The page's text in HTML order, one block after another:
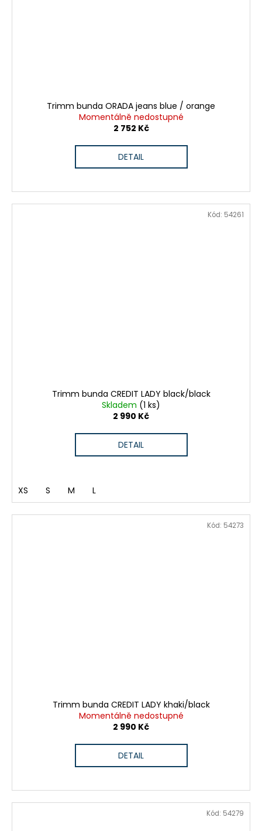
Trimm bunda ORADA jeans blue / orange
Momentálně nedostupné
2 752 Kč
DETAIL
Trimm bunda CREDIT LADY black/black
Skladem (1 ks)
2 990 Kč
DETAIL
XS S M L
Kód: 54261
Trimm bunda CREDIT LADY khaki/black
Momentálně nedostupné
2 990 Kč
DETAIL
Kód: 54273
Kód: 54279